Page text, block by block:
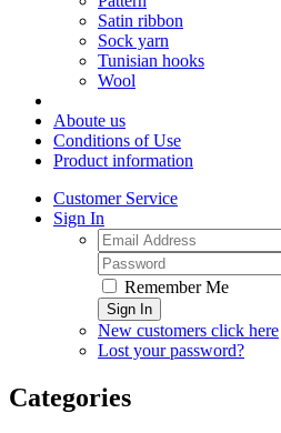
Satin ribbon
Sock yarn
Tunisian hooks
Wool
Aboute us
Conditions of Use
Product information
Customer Service
Sign In
Remember Me
Sign In
New customers click here
Lost your password?
Categories